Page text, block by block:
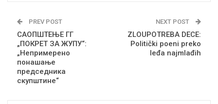
PREV POST
САОПШТЕЊЕ ГГ
„ПОКРЕТ ЗА ЖУПУ“:
„Непримерено
понашање
председника
скупштине“
NEXT POST
ZLOUPOTREBA DECE:
Politički poeni preko
leđa najmlađih